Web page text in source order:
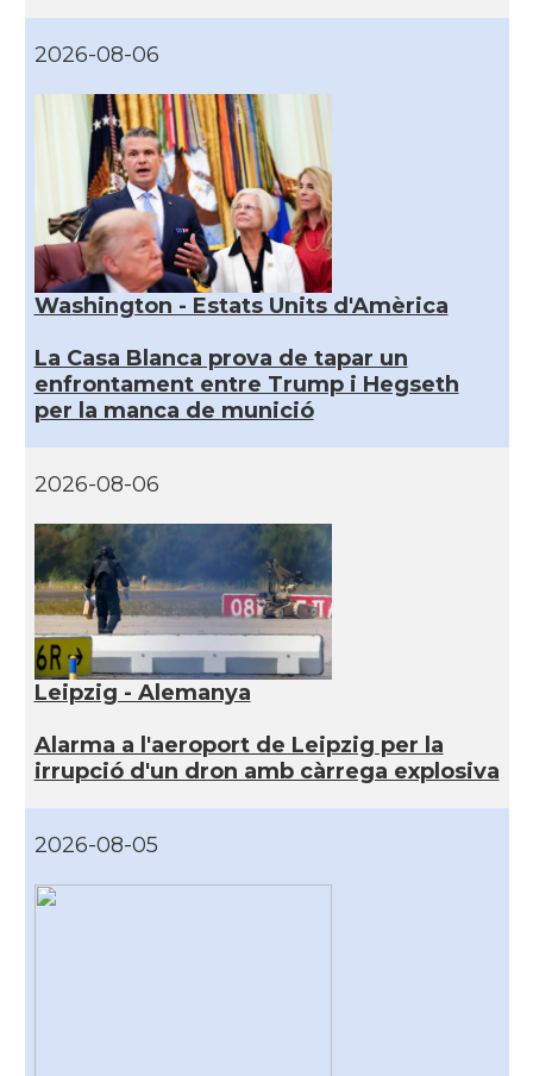
2026-08-06
Washington - Estats Units d'Amèrica
La Casa Blanca prova de tapar un
enfrontament entre Trump i Hegseth
per la manca de munició
2026-08-06
Leipzig - Alemanya
Alarma a l'aeroport de Leipzig per la
irrupció d'un dron amb càrrega explosiva
2026-08-05